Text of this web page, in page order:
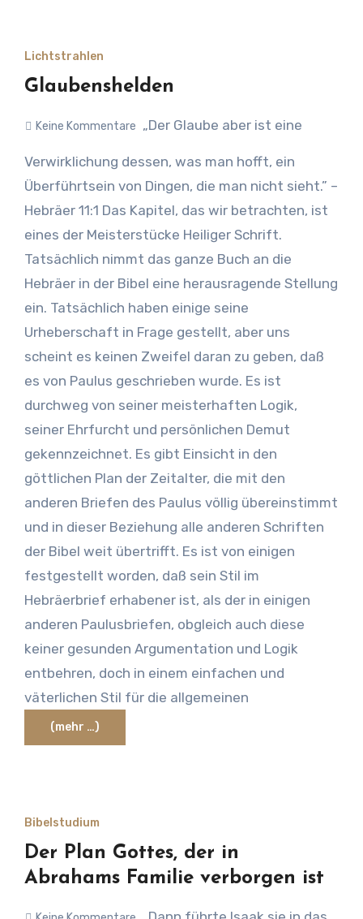
Geweihte haben wir allein das Vorrecht, den
Allmächtigen Gott als unseren Vater anzurufen,
gezeugten Sohnes, unseres Herrn, Jesus
den Geweihten vorbehalten ist, in denen der
Geist Gottes wohnt. Und so sagt auch der
„Denn so viele durch den Geist Gottes geleitet
werden, sind Söhne Gottes”.
Lichtstrahlen
Glaubenshelden
Keine Kommentare „Der Glaube aber ist eine
Verwirklichung dessen, was man hofft, ein
Überführtsein von Dingen, die man nicht sieht.” –
Hebräer 11:1 Das Kapitel, das wir betrachten, ist
eines der Meisterstücke Heiliger Schrift.
Tatsächlich nimmt das ganze Buch an die
Hebräer in der Bibel eine herausragende Stellung
ein. Tatsächlich haben einige seine
Urheberschaft in Frage gestellt, aber uns
scheint es keinen Zweifel daran zu geben, daß
es von Paulus geschrieben wurde. Es ist
durchweg von seiner meisterhaften Logik,
seiner Ehrfurcht und persönlichen Demut
gekennzeichnet. Es gibt Einsicht in den
göttlichen Plan der Zeitalter, die mit den
anderen Briefen des Paulus völlig übereinstimmt
und in dieser Beziehung alle anderen Schriften
der Bibel weit übertrifft. Es ist von einigen
festgestellt worden, daß sein Stil im
Hebräerbrief erhabener ist, als der in einigen
anderen Paulusbriefen, obgleich auch diese
keiner gesunden Argumentation und Logik
entbehren, doch in einem einfachen und
väterlichen Stil für die allgemeinen
(mehr …)
Bibelstudium
Der Plan Gottes, der in
Abrahams Familie verborgen ist